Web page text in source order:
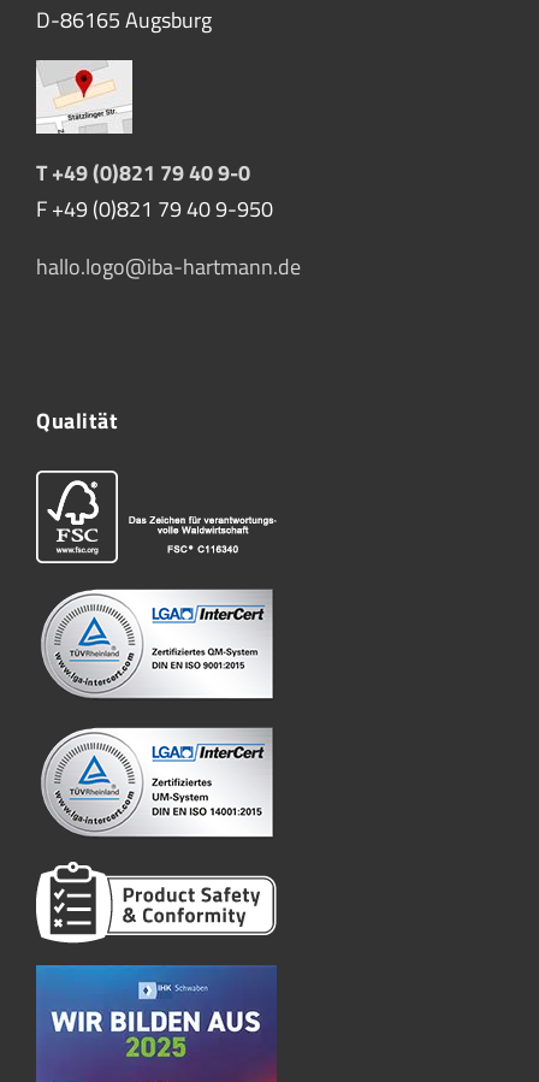
D-86165 Augsburg
T +49 (0)821 79 40 9-0
F +49 (0)821 79 40 9-950
hallo.logo@iba-hartmann.de
Qualität